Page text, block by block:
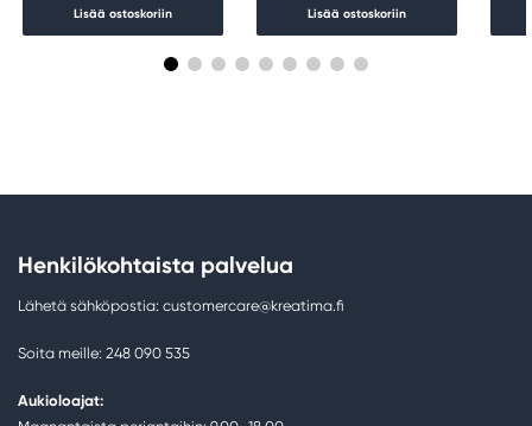
Lisää ostoskoriin Lisää ostoskoriin
Henkilökohtaista palvelua
Lähetä sähköpostia: customercare@kreatima.fi
Soita meille: 248 090 535
Aukioloajat: